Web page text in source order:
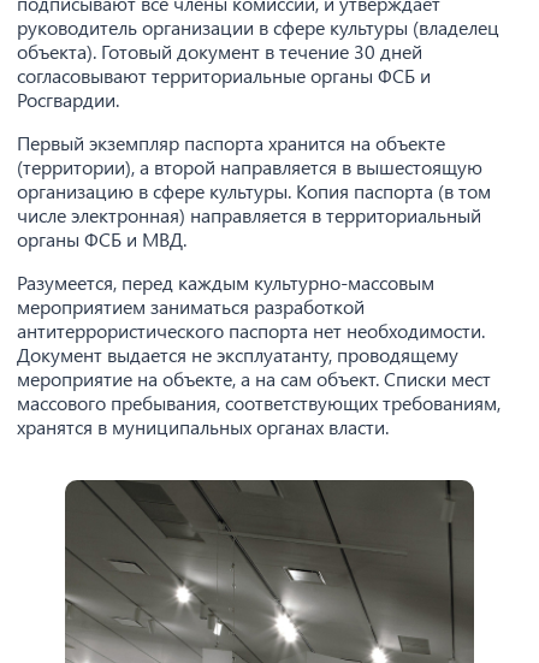
руководитель организации в сфере культуры (владелец
объекта). Готовый документ в течение 30 дней
согласовывают территориальные органы ФСБ и
Росгвардии.
Первый экземпляр паспорта хранится на объекте
(территории), а второй направляется в вышестоящую
организацию в сфере культуры. Копия паспорта (в том
числе электронная) направляется в территориальный
органы ФСБ и МВД.
Разумеется, перед каждым культурно-массовым
мероприятием заниматься разработкой
антитеррористического паспорта нет необходимости.
Документ выдается не эксплуатанту, проводящему
мероприятие на объекте, а на сам объект. Списки мест
массового пребывания, соответствующих требованиям,
хранятся в муниципальных органах власти.